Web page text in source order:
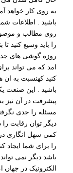
به روی کار خواهد
باشید . اطلاعات
روی مطالب و
را باید وسیع کنید
روزه گوشی های
امد که می تواند
کنید کهنسبت به ان
باشید . این صنعت
پیشرفت در آن نیز
مسئله را جدی
دیگر توان رقابت را
کمی سهل انگاری
را برای شما
باشد دیگر نمی
الکترونیک در